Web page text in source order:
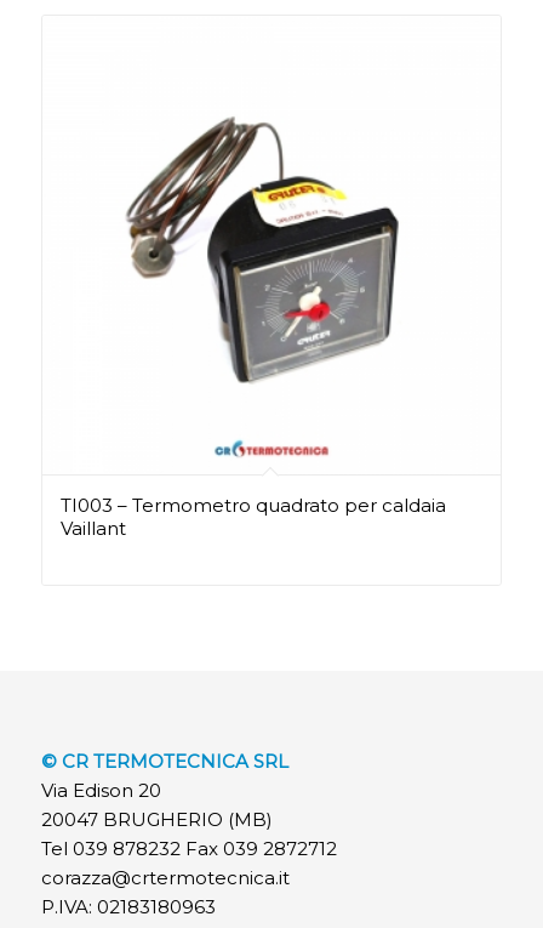
TI003 – Termometro quadrato per caldaia
Vaillant
© CR TERMOTECNICA SRL
Via Edison 20
20047 BRUGHERIO (MB)
Tel 039 878232 Fax 039 2872712
corazza@crtermotecnica.it
P.IVA: 02183180963